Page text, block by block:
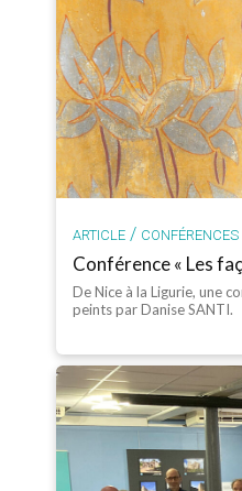
ARTICLE / CONFÉRENCES
Conférence « Les
De Nice à la Ligurie, une
peints par Danise SANTI.